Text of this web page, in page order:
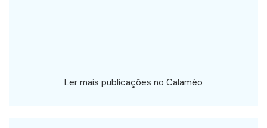
Ler mais publicações no Calaméo